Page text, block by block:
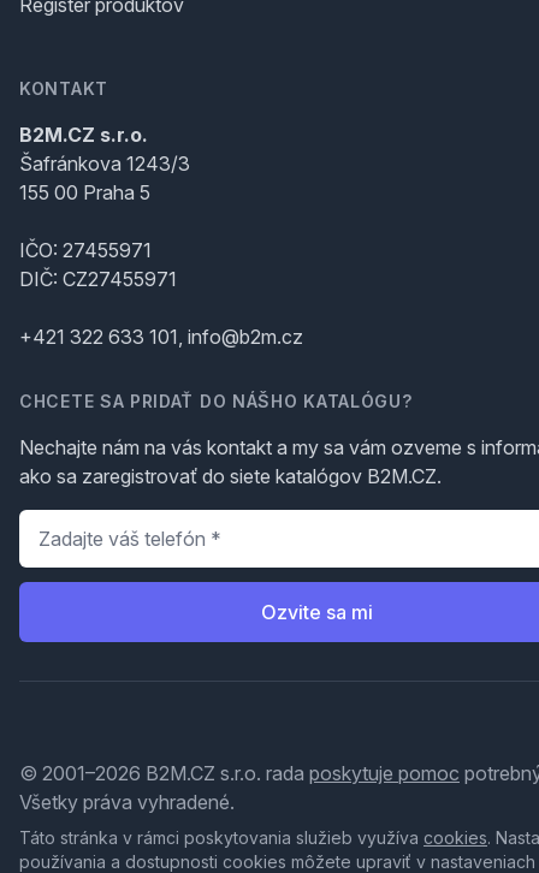
KONTAKT
B2M.CZ s.r.o.
Šafránkova 1243/3
155 00 Praha 5
IČO: 27455971
DIČ: CZ27455971
+421 322 633 101, info@b2m.cz
CHCETE SA PRIDAŤ DO NÁŠHO KATALÓGU?
Nechajte nám na vás kontakt a my sa vám ozveme s
ako sa zaregistrovať do siete katalógov B2M.CZ.
Telefón
Ozvite sa mi
© 2001–2026 B2M.CZ s.r.o. rada poskytuje pomoc
Všetky práva vyhradené.
Táto stránka v rámci poskytovania služieb využíva cookies.
používania a dostupnosti cookies môžete upraviť v nastaveniach